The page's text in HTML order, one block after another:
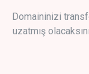
Domaininizi
uzatmış